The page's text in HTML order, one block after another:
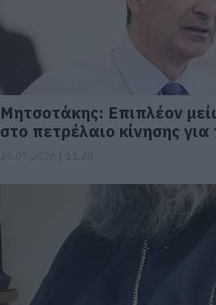
Μητσοτάκης: Επιπλέον
στο πετρέλαιο κίνησης